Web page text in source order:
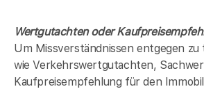
Wertgutachten oder
Um Missverständnissen entgegen
wie Verkehrswertgutachten,
Kaufpreisempfehlung für den